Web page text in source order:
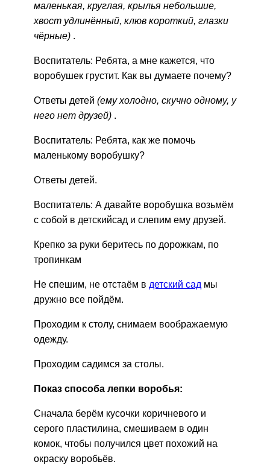
маленькая, круглая, крылья небольшие,
хвост удлинённый, клюв короткий, глазки
чёрные) .
Воспитатель: Ребята, а мне кажется, что
воробушек грустит. Как вы думаете почему?
Ответы детей (ему холодно, скучно одному, у
него нет друзей) .
Воспитатель: Ребята, как же помочь
маленькому воробушку?
Ответы детей.
Воспитатель: А давайте воробушка возьмём
с собой в детскийсад и слепим ему друзей.
Крепко за руки беритесь по дорожкам, по
тропинкам
Не спешим, не отстаём в детский сад мы
дружно все пойдём.
Проходим к столу, снимаем воображаемую
одежду.
Проходим садимся за столы.
Показ способа лепки воробья:
Сначала берём кусочки коричневого и
серого пластилина, смешиваем в один
комок, чтобы получился цвет похожий на
окраску воробьёв.